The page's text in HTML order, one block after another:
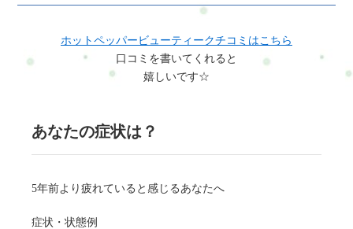
ホットペッパービューティークチコミはこちら
口コミを書いてくれると
嬉しいです☆
あなたの症状は？
5年前より疲れていると感じるあなたへ
症状・状態例